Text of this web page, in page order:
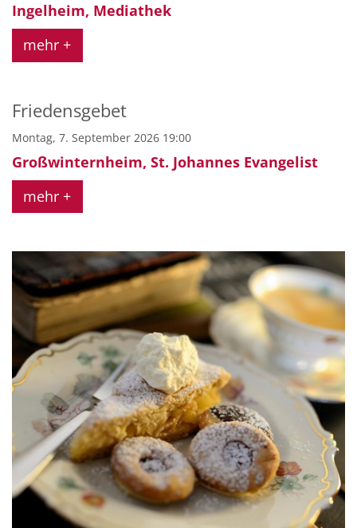
Ingelheim, Mediathek
mehr +
Friedensgebet
Montag, 7. September 2026 19:00
Großwinternheim, St. Johannes Evangelist
mehr +